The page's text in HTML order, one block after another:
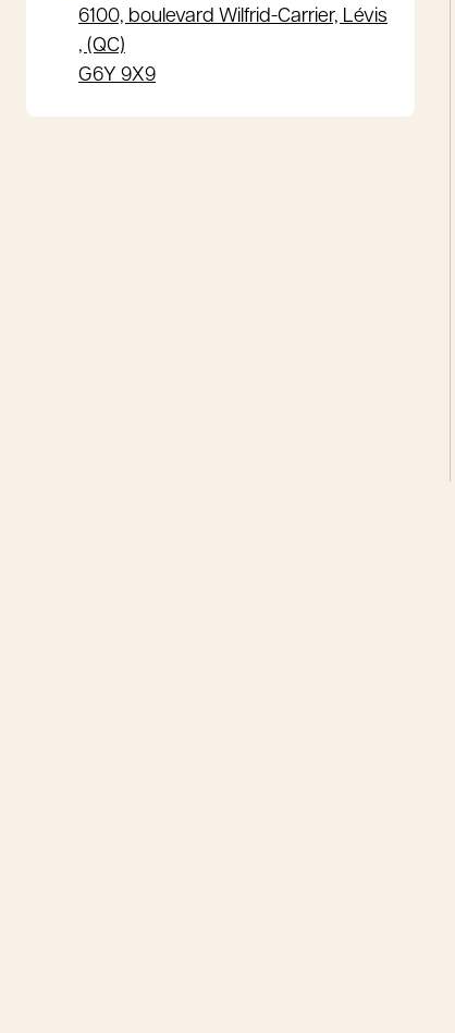
6100, boulevard Wilfrid-Carrier, Lévis
, (QC)
G6Y 9X9